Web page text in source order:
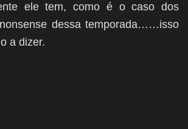
ele tem, como é o caso dos
dessa temporada……isso
a dizer.